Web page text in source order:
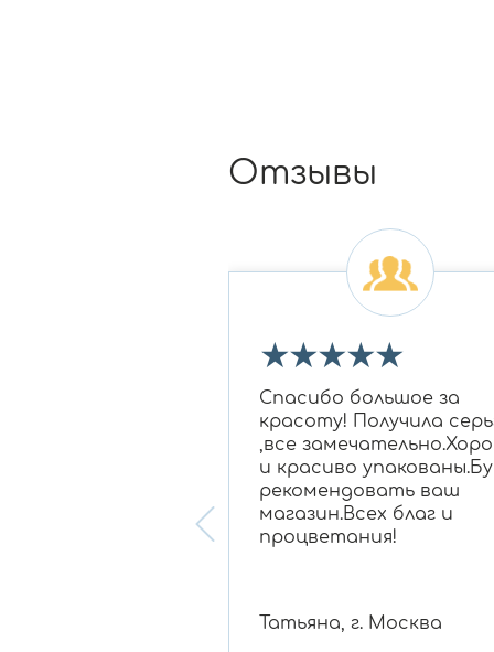
Отзывы
★★★★★
Спасибо большое за
красоту! Получила
,все
и красиво
рекомендовать ваш
магазин.Всех благ и
процветания!
Татьяна, г. Москва